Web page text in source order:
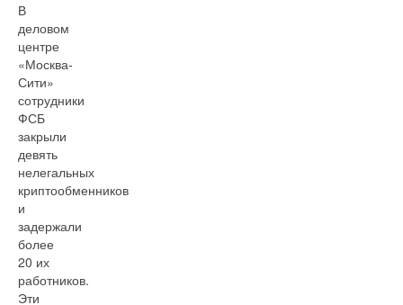
В
деловом
центре
«Москва-
Сити»
сотрудники
ФСБ
закрыли
девять
нелегальных
криптообменников
и
задержали
более
20 их
работников.
Эти